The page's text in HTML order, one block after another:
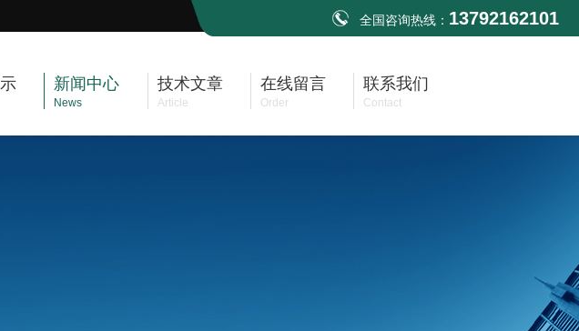
全国咨询热线： 13792162101
新闻中心
News
技术文章
Article
在线留言
Order
联系我们
Contact